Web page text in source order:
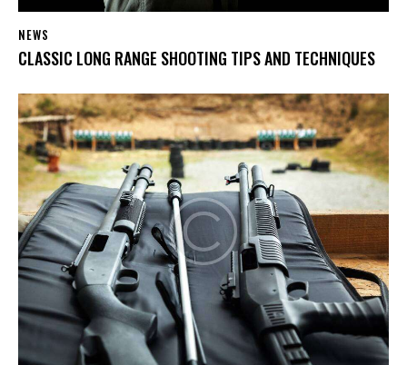
NEWS
CLASSIC LONG RANGE SHOOTING TIPS AND TECHNIQUES